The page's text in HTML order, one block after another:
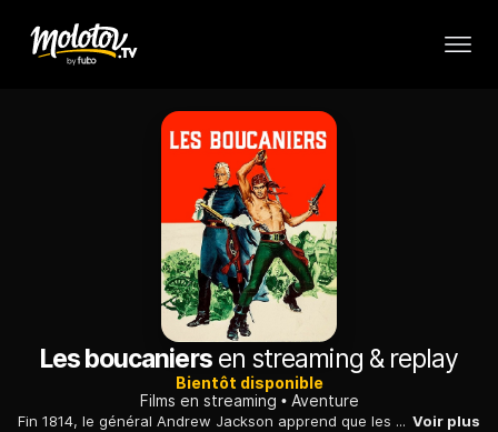
Les boucaniersen streaming & replay
Bientôt disponible
Films en streaming
Aventure
Fin 1814, le général Andrew Jackson apprend que les Anglais préparent un coup décisif à la Nouvelle-Orléans. Voir plus